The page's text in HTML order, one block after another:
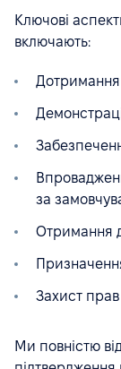
Ключові
включають:
Дотримання
за
Отримання
Захист прав
Ми повністю